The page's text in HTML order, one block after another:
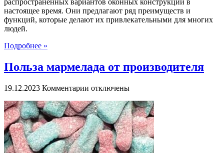
распространённых вариантов оконных конструкций в
настоящее время. Они предлагают ряд преимуществ и
функций, которые делают их привлекательными для многих
людей.
Подробнее »
Польза мармелада от производителя
19.12.2023 Комментарии к
Польза
мармелада
от
производителя
отключены